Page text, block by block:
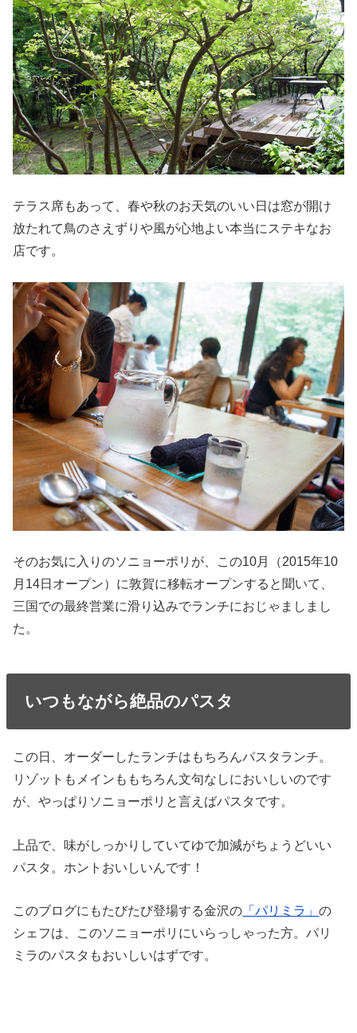
テラス席もあって、春や秋のお天気のいい日は窓が開け
放たれて鳥のさえずりや風が心地よい本当にステキなお
店です。
そのお気に入りのソニョーポリが、この10月（2015年10
月14日オープン）に敦賀に移転オープンすると聞いて、
三国での最終営業に滑り込みでランチにおじゃましまし
た。
いつもながら絶品のパスタ
この日、オーダーしたランチはもちろんパスタランチ。
リゾットもメインももちろん文句なしにおいしいのです
が、やっぱりソニョーポリと言えばパスタです。
上品で、味がしっかりしていてゆで加減がちょうどいい
パスタ。ホントおいしいんです！
このブログにもたびたび登場する金沢の 「パリミラ」の
シェフは、このソニョーポリにいらっしゃった方。パリ
ミラのパスタもおいしいはずです。